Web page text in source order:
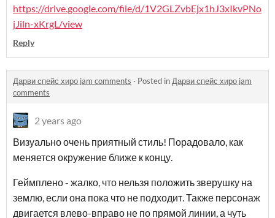
https://drive.google.com/file/d/1V2GLZvbEjx1hJ3xIkvPNo
jJiln-xKrgL/view
Reply
Дарви спейс хиро jam comments · Posted inДарви спейс хиро jam
comments
2 years ago
Визуально очень приятный стиль! Порадовало, как
меняется окружение ближе к концу.
Геймплено - жалко, что нельзя положить зверушку на
землю, если она пока что не подходит. Также персонаж
двигается влево-вправо не по прямой линии, а чуть